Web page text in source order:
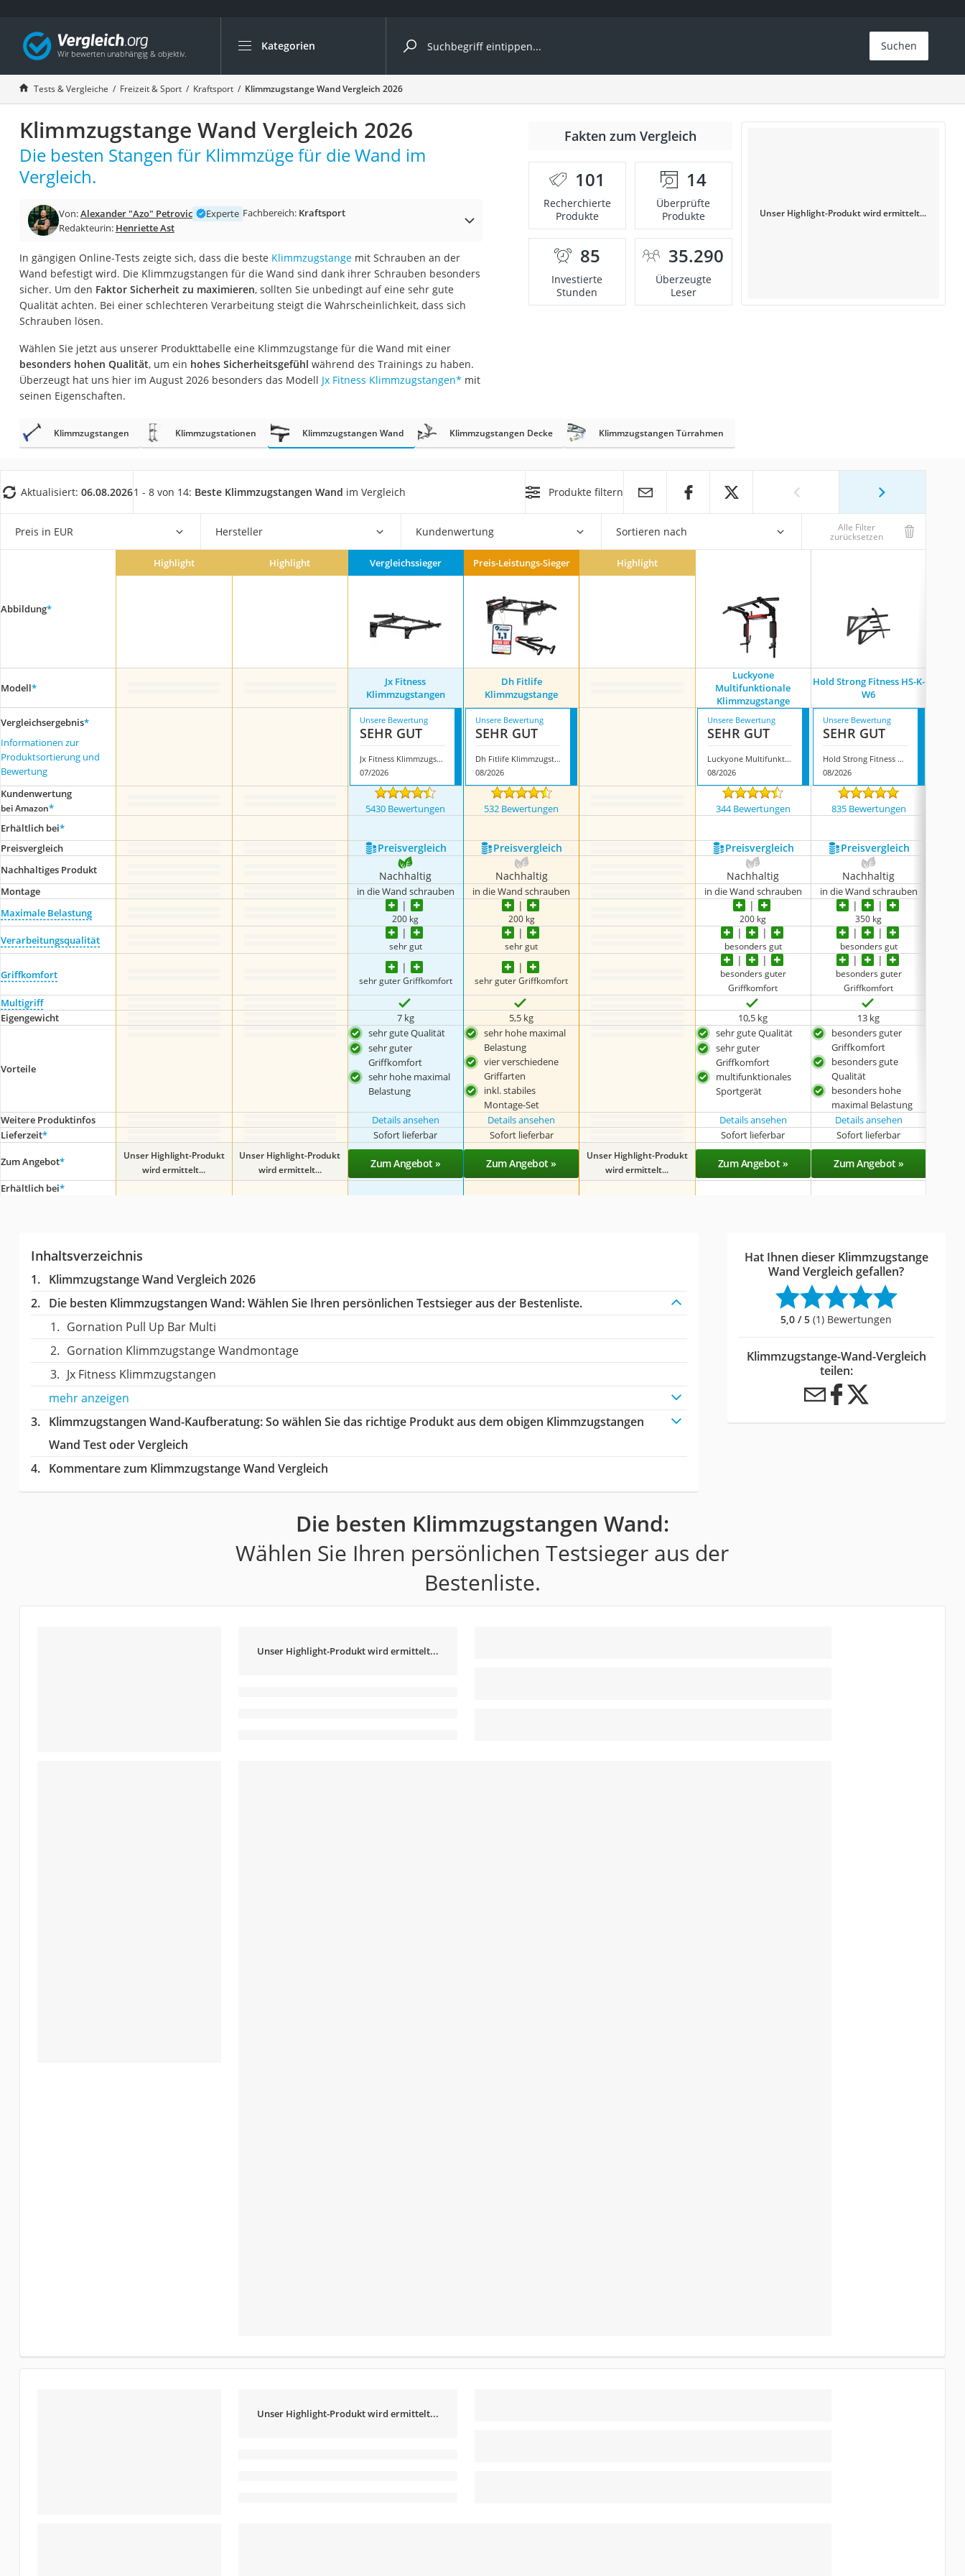
Kategorien
Die beliebtesten Vergleiche nach Kategorie
Freizeit & Sport
Gartentrampolin
Trampolin
Metalldetektor
Eufab-Fahrradträger
Fahrradschloss
Futterboot
Air Bike
E-Bike-Dreirad
Reisetasche mit Rollen
Klimmzugstation
Nachtsichtgerät
Faltschloss
Vibrationsplatte
Sicherheitsweste Reiten
Suchen
Tests & Vergleiche Freizeit & Sport Kraftsport Klimmzugstange Wand Vergleich 2026
Klimmzugstange Wand Vergleich 2026
Die besten Stangen für Klimmzüge für die Wand im
Vergleich.
Von:Alexander "Azo" Petrovic Experte Fachbereich: Kraftsport
Redakteurin: Henriette Ast
In gängigen Online-Tests zeigte sich, dass die beste Klimmzugstangemit Schrauben an der
Wand befestigt wird. Die Klimmzugstangen für die Wand sind dank ihrer Schrauben besonders
sicher. Um den Faktor Sicherheit zu maximieren, sollten Sie unbedingt auf eine sehr gute
Qualität achten. Bei einer schlechteren Verarbeitung steigt die Wahrscheinlichkeit, dass sich
Schrauben lösen.
Wählen Sie jetzt aus unserer Produkttabelle eine Klimmzugstange für die Wand mit einer
besonders hohen Qualität, um ein hohes Sicherheitsgefühl während des Trainings zu haben.
Überzeugt hat uns hier im August 2026 besonders das Modell Jx Fitness Klimmzugstangen* mit
seinen Eigenschaften.
Fakten zum Vergleich
101
Recherchierte
Produkte
14
Überprüfte
Produkte
85
Investierte
Stunden
35.290
Überzeugte
Leser
Unser Highlight-Produkt wird ermittelt...
Klimmzugstangen Klimmzugstationen Klimmzugstangen Wand Klimmzugstangen Decke Klimmzugstangen Türrahmen
Aktualisiert: 06.08.20261 - 8 von 14: Beste Klimmzugstangen Wand im Vergleich Produkte filtern
Preis in EUR Hersteller Kundenwertung Sortieren nach Alle Filter
zurücksetzen
Abbildung*
Highlight Highlight Vergleichssieger Preis-Leistungs-Sieger Highlight
Modell*
Jx Fitness
Klimmzugstangen
Dh Fitlife
Klimmzugstange
Luckyone
Multifunktionale
Klimmzugstange
Hold Strong Fitness HS-K-
W6
Vergleichsergebnis*
Informationen zur
Produktsortierung und
Bewertung
Unsere Bewertung
SEHR GUT
Jx Fitness Klimmzugstangen
07/2026
Unsere Bewertung
SEHR GUT
Dh Fitlife Klimmzugstange
08/2026
Unsere Bewertung
SEHR GUT
Luckyone Multifunktionale Klimmzugstange
08/2026
Unsere Bewertung
SEHR GUT
Hold Strong Fitness HS-K-W6
08/2026
Kundenwertung
bei Amazon* 5430 Bewertungen 532 Bewertungen 344 Bewertungen 835 Bewertungen
Erhältlich bei*
Preis­vergleich
Preis­vergleich Preis­vergleich Preis­vergleich Preis­vergleich
Nachhaltiges Produkt Nachhaltig Nachhaltig Nachhaltig Nachhaltig
Montage in die Wand schrauben in die Wand schrauben in die Wand schrauben in die Wand schrauben
Maximale Belastung
200 kg 200 kg 200 kg 350 kg
Verarbeitungsqualität sehr gut sehr gut besonders gut besonders gut
Griffkomfort sehr guter Griffkomfort sehr guter Griffkomfort
besonders guter
Griffkomfort
besonders guter
Griffkomfort
Multigriff
Eigengewicht
7 kg 5,5 kg 10,5 kg 13 kg
Vorteile
sehr gute Qualität
sehr guter
Griffkomfort
sehr hohe maximal
Belastung
sehr hohe maximal
Belastung
vier verschiedene
Griffarten
inkl. stabiles
Montage-Set
sehr gute Qualität
sehr guter
Griffkomfort
multifunktionales
Sportgerät
besonders guter
Griffkomfort
besonders gute
Qualität
besonders hohe
maximal Belastung
Weitere Produktinfos Details ansehen Details ansehen Details ansehen Details ansehen
Lieferzeit* Sofort lieferbar Sofort lieferbar Sofort lieferbar Sofort lieferbar
Zum Angebot*
Unser Highlight-Produkt
wird ermittelt...
Unser Highlight-Produkt
wird ermittelt...
Zum Angebot » Zum Angebot »
Unser Highlight-Produkt
wird ermittelt...
Zum Angebot » Zum Angebot »
Erhältlich bei*
Inhaltsverzeichnis
Klimmzugstange Wand Vergleich 2026
Die besten Klimmzugstangen Wand:Wählen Sie Ihren persönlichen Testsieger aus der Bestenliste.
Gornation Pull Up Bar Multi
Gornation Klimmzugstange Wandmontage
Jx Fitness Klimmzugstangen
mehr anzeigen
Klimmzugstangen Wand-Kaufberatung: So wählen Sie das richtige Produkt aus dem obigen Klimmzugstangen
Wand Test oder Vergleich
Kommentare zum Klimmzugstange Wand Vergleich
Hat Ihnen dieser Klimmzugstange
Wand Vergleich gefallen?
5,0 / 5 (1) Bewertungen
Klimmzugstange-Wand-Vergleich
teilen:
Die besten Klimmzugstangen Wand:
Wählen Sie Ihren persönlichen Testsieger aus der
Bestenliste.
Unser Highlight-Produkt wird ermittelt...
Unser Highlight-Produkt wird ermittelt...